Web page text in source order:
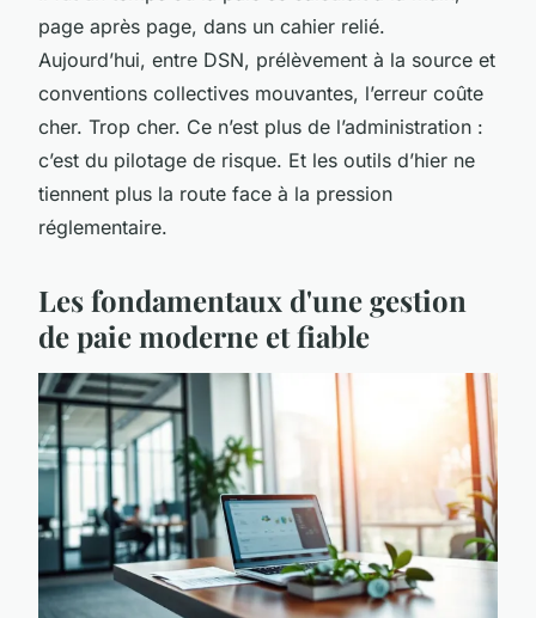
page après page, dans un cahier relié.
Aujourd’hui, entre DSN, prélèvement à la source et
conventions collectives mouvantes, l’erreur coûte
cher. Trop cher. Ce n’est plus de l’administration :
c’est du pilotage de risque. Et les outils d’hier ne
tiennent plus la route face à la pression
réglementaire.
Les fondamentaux d'une gestion
de paie moderne et fiable